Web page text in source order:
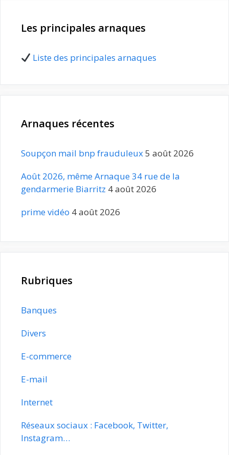
Les principales arnaques
Liste des principales arnaques
Arnaques récentes
Soupçon mail bnp frauduleux5 août 2026
Août 2026, même Arnaque 34 rue de la
gendarmerie Biarritz 4 août 2026
prime vidéo 4 août 2026
Rubriques
Banques
Divers
E-commerce
E-mail
Internet
Réseaux sociaux : Facebook, Twitter,
Instagram…